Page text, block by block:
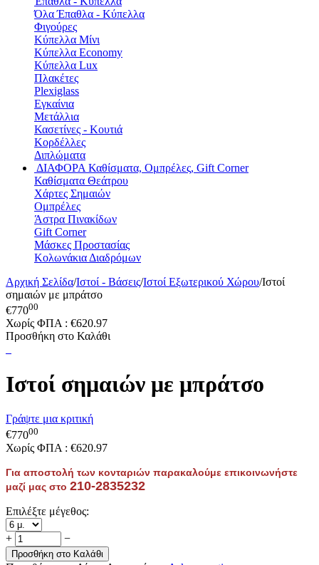
Όλα Έπαθλα - Κύπελλα
Φιγούρες
Κύπελλα Μίνι
Κύπελλα Economy
Κύπελλα Lux
Πλακέτες
Plexiglass
Εγκαίνια
Μετάλλια
Κασετίνες - Κουτιά
Κορδέλλες
Διπλώματα
ΔΙΑΦΟΡΑ Καθίσματα, Ομπρέλες, Gift Corner
Καθίσματα Θεάτρου
Χάρτες Σημαιών
Ομπρέλες
Άστρα Πινακίδων
Gift Corner
Μάσκες Προστασίας
Κολωνάκια Διαδρόμων
Αρχική Σελίδα/Ιστοί - Βάσεις/Ιστοί Εξωτερικού Χώρου/Ιστοί
σημαιών με μπράτσο
€77000
Χωρίς ΦΠΑ : €620.97
Προσθήκη στο Καλάθι
Ιστοί σημαιών με μπράτσο
Γράψτε μια κριτική
€77000
Χωρίς ΦΠΑ : €620.97
Για αποστολή των κονταριών παρακαλούμε επικοινωνήστε
μαζί μας στο 210-2835232
Επιλέξτε μέγεθος:
+ −
Προσθήκη στο Καλάθι